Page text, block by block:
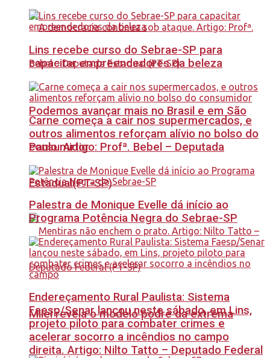
Podemos avançar mais no Brasil e em São
Paulo. Artigo: Profª. Bebel – Deputada
Estadual(PT-SP)
Milei revela o modelo podre da extrema
direita. Artigo: Nilto Tatto – Deputado Federal
Lins recebe curso do Sebrae-SP para
capacitar empreendedores da beleza
Carne começa a cair nos supermercados, e
outros alimentos reforçam alívio no bolso do
consumidor
Palestra de Monique Evelle dá início ao
Programa Potência Negra do Sebrae-SP
Endereçamento Rural Paulista: Sistema
Faesp/Senar lançou neste sábado, em Lins,
projeto piloto para combater crimes e
acelerar socorro a incêndios no campo